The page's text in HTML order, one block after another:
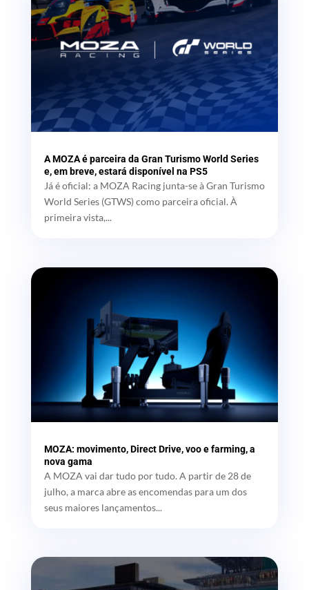
A MOZA é parceira da Gran Turismo World Series
e, em breve, estará disponível na PS5
Já é oficial: a MOZA Racing junta-se à Gran Turismo
World Series (GTWS) como parceira oficial. À
primeira vista,...
MOZA: movimento, Direct Drive, voo e farming, a
nova gama
A MOZA vai dar tudo por tudo. A partir de 28 de
julho, a marca abre as encomendas para um dos
seus maiores lançamentos...